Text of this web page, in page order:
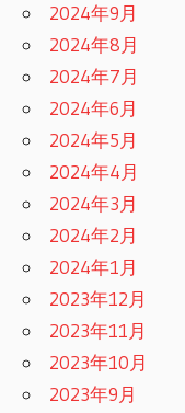
2024年9月
2024年8月
2024年7月
2024年6月
2024年5月
2024年4月
2024年3月
2024年2月
2024年1月
2023年12月
2023年11月
2023年10月
2023年9月